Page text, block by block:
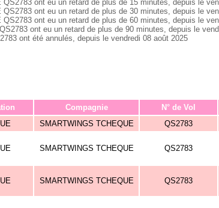
ont eu un retard de plus de 15 minutes, depuis le
ont eu un retard de plus de 30 minutes, depuis le
ont eu un retard de plus de 60 minutes, depuis le
ont eu un retard de plus de 90 minutes, depuis le
ont été annulés, depuis le vendredi 08 août 2025
Compagnie N° de Vol
SMARTWINGS TCHEQUE QS2783
SMARTWINGS TCHEQUE QS2783
SMARTWINGS TCHEQUE QS2783